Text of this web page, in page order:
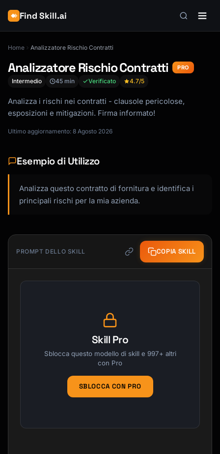
Find Skill.ai
Home Analizzatore Rischio Contratti
Analizzatore Rischio Contratti PRO
Intermedio 45 min Verificato 4.7/5
Analizza i rischi nei contratti - clausole pericolose,
esposizioni e mitigazioni. Firma informato!
Ultimo aggiornamento: 8 Agosto 2026
Esempio di Utilizzo
Analizza questo contratto di fornitura e identifica i
principali rischi per la mia azienda.
PROMPT DELLO SKILL COPIA SKILL
Skill Pro
Sblocca questo modello di skill e 997+ altri
con Pro
SBLOCCA CON PRO